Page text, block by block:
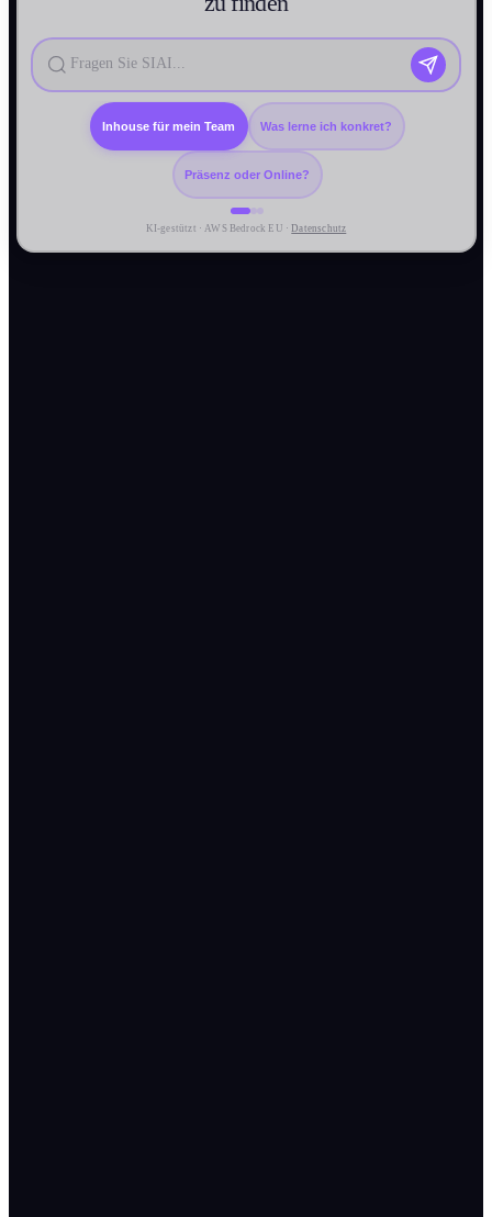
Was lerne ich konkret?
Präsenz oder Online?
Inhouse für mein Team
KI-gestützt · AWS Bedrock EU ·Datenschutz